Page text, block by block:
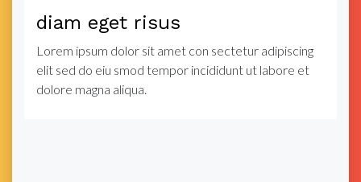
diam eget risus
Lorem ipsum dolor sit amet con sectetur adipiscing
elit sed do eiu smod tempor incididunt ut labore et
dolore magna aliqua.